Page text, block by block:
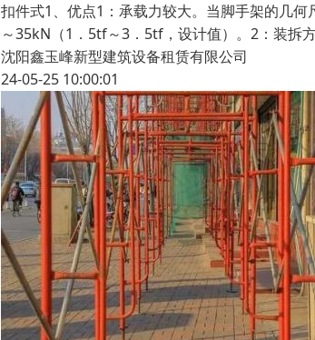
扣件式1、优点1：承载力较大。当脚手架的几
～35kN（1．5tf～3．5tf，设计值）。2：装拆
沈阳鑫玉峰新型建筑设备租赁有限公司
24-05-25 10:00:01